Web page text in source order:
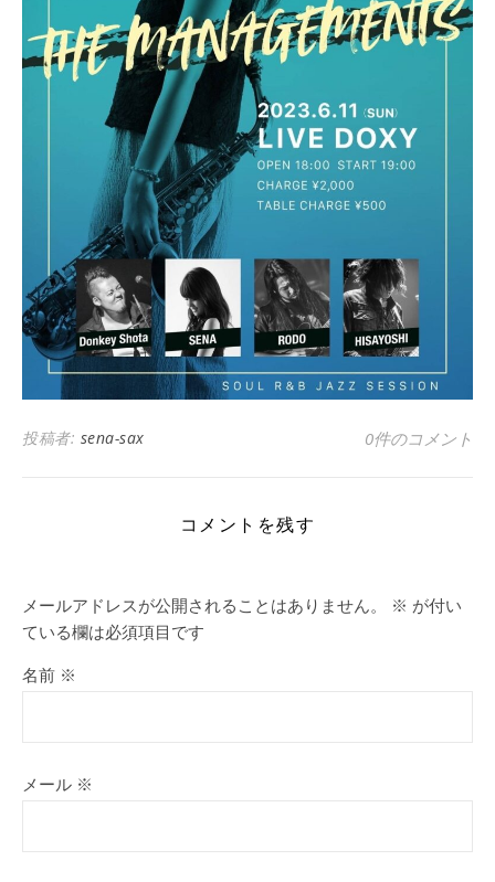
投稿者: sena-sax 0件のコメント
コメントを残す
メールアドレスが公開されることはありません。 ※ が付い
ている欄は必須項目です
名前 ※
メール ※